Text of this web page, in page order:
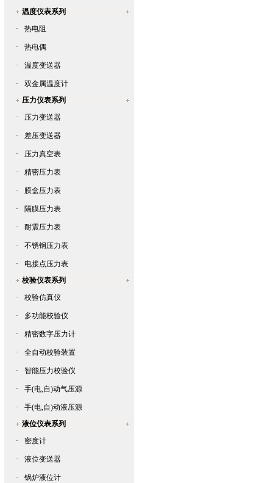
温度仪表系列
·
热电阻
· 热电偶
· 温度变送器
·
双金属温度计
压力仪表系列
·
压力变送器
· 差压变送器
· 压力真空表
· 精密压力表
· 膜盒压力表
· 隔膜压力表
· 耐震压力表
· 不锈钢压力表
·
电接点压力表
校验仪表系列
·
校验仿真仪
· 多功能校验仪
· 精密数字压力计
· 全自动校验装置
· 智能压力校验仪
· 手(电,自)动气压源
·
手(电,自)动液压源
液位仪表系列
·
密度计
· 液位变送器
· 锅炉液位计